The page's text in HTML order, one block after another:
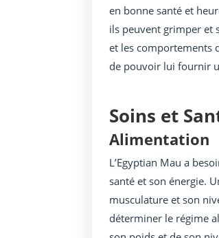
en bonne santé et
ils peuvent grimper et
et les comportements
de pouvoir lui fournir
Soins et
Alimentation
L’Egyptian Mau a
santé et son énergie.
musculature et son
déterminer le régime